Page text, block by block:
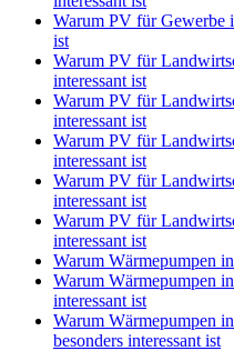
Warum PV für Gewerbe
ist
Warum PV für
interessant ist
Warum PV für
interessant ist
Warum PV für
interessant ist
Warum PV für
interessant ist
Warum PV für
interessant ist
Warum Wärmepumpen
Warum Wärmepumpen
interessant ist
Warum Wärmepumpen
besonders interessant ist